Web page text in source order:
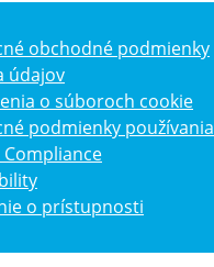
obchodné podmienky
údajov
o súboroch cookie
podmienky používania
Compliance
o prístupnosti